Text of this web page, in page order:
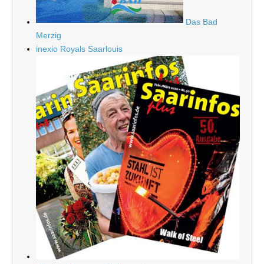
Das Bad
Merzig
inexio Royals Saarlouis